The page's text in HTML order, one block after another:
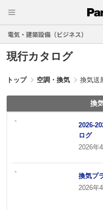
電気・建築設備（ビジネス）
現行カタログ
トップ 空調・換気 換気送
換
2026-
ログ
2026年4
換気プ
2026年4